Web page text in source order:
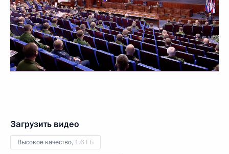
Загрузить видео
Высокое качество, 1.6 ГБ